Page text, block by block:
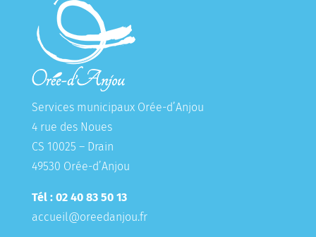
Services municipaux Orée-d’Anjou
4 rue des Noues
CS 10025 – Drain
49530 Orée-d’Anjou
Tél : 02 40 83 50 13
accueil@oreedanjou.fr